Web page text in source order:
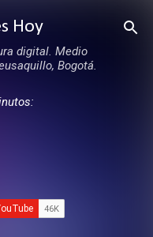
Hoy
digital. Medio
Bogotá.